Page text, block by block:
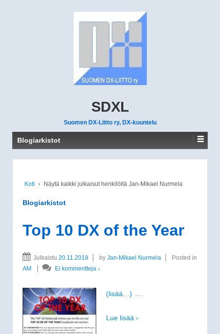
SDXL
Suomen DX-Liitto ry, DX-kuuntelu
Blogiarkistot
Koti › Näytä kaikki julkaisut henkilöltä Jan-Mikael Nurmela
Blogiarkistot
Top 10 DX of the Year
Julkaistu 20.11.2018 by Jan-Mikael Nurmela
Posted in
AM
Ei kommentteja ↓
(lisää…) …
Lue lisää ›